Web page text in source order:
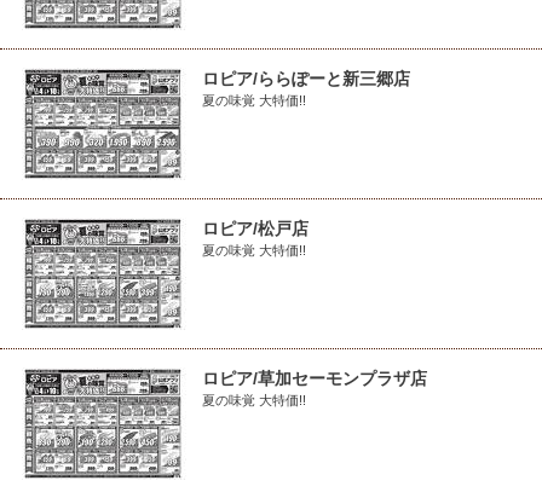
ロピア/ららぽーと新三郷店
夏の味覚 大特価!!
ロピア/松戸店
夏の味覚 大特価!!
ロピア/草加セーモンプラザ店
夏の味覚 大特価!!